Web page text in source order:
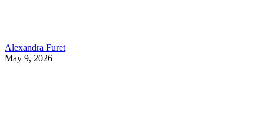
Alexandra Furet
May 9, 2026